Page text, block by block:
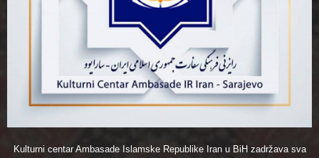
Kulturni centar Ambasade Islamske Republike Iran u BiH zadržava sva